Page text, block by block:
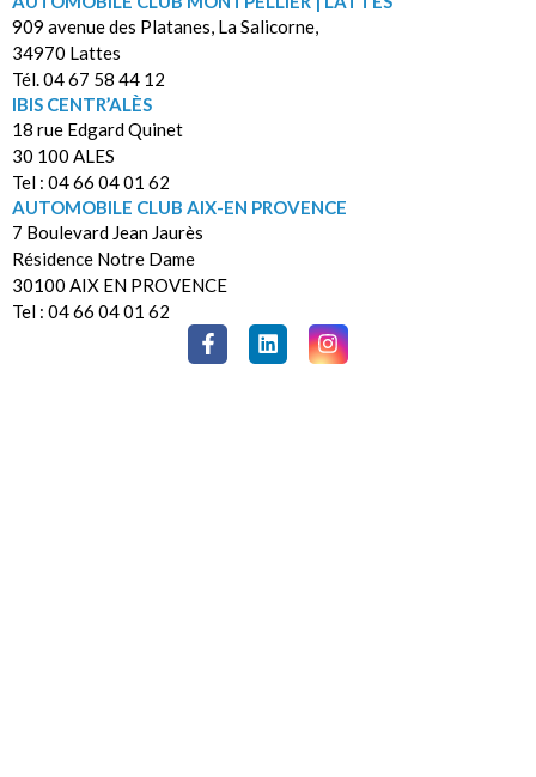
909 avenue des Platanes, La Salicorne,
34970 Lattes
Tél. 04 67 58 44 12
IBIS CENTR’ALÈS
18 rue Edgard Quinet
30 100 ALES
Tel : 04 66 04 01 62
AUTOMOBILE CLUB AIX-EN PROVENCE
7 Boulevard Jean Jaurès
Résidence Notre Dame
30100 AIX EN PROVENCE
Tel : 04 66 04 01 62